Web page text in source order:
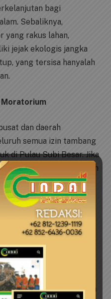
bagi
Sebaliknya,
yang rakus lahan,
jejak ekologis jangka
yang tersisa hanyalah
Moratorium
dan daerah
semua izin tambang
di Pulau Subi Besar. Jika
regulasi atau ancaman
maka
wajib segera
tokoh lokal, akademisi,
sipil sangat
ini. Pulau-pulau kecil
rumah bagi
spesies unik yang rentan